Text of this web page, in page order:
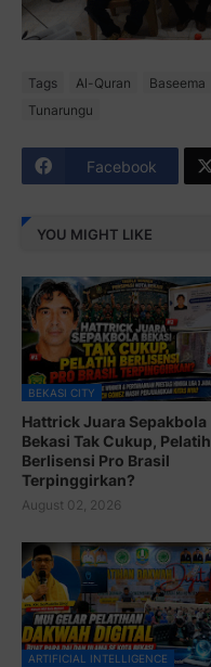
Tags Al-Quran Baseema
Tunarungu
Facebook
YOU MIGHT LIKE
BEKASI CITY
Hattrick Juara Sepakbola
Bekasi Tak Cukup, Pelatih
Berlisensi Pro Brasil
Terpinggirkan?
August 02, 2026
ARTIFICIAL INTELLIGENCE